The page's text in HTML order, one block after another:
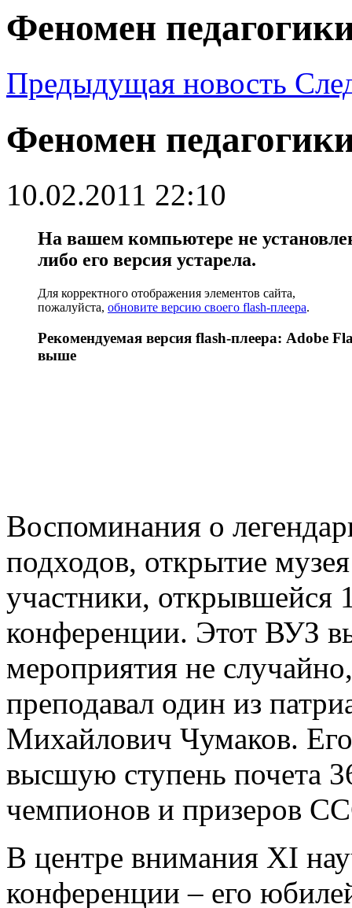
Феномен
Предыдущая новость
Феномен
10.02.2011 22:10
На вашем компьютере не
либо его версия устарела.
Для корректного отображения элементов сайта,
пожалуйста, обновите версию своего flash-плеера.
Рекомендуемая версия flash-плеера: Adobe
выше
Воспоминания о
подходов, открытие
участники,
конференции. Этот ВУЗ
мероприятия не
преподавал один из
Михайлович Чумаков.
высшую ступень почета
чемпионов и призеров
В центре внимания XI
конференции – его